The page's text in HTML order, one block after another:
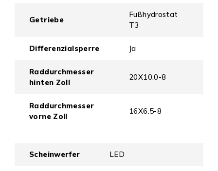
Getriebe
Fußhydrostat
T3
Differenzialsperre Ja
Raddurchmesser
hinten Zoll
20X10.0-8
Raddurchmesser
vorne Zoll
16X6.5-8
Scheinwerfer LED